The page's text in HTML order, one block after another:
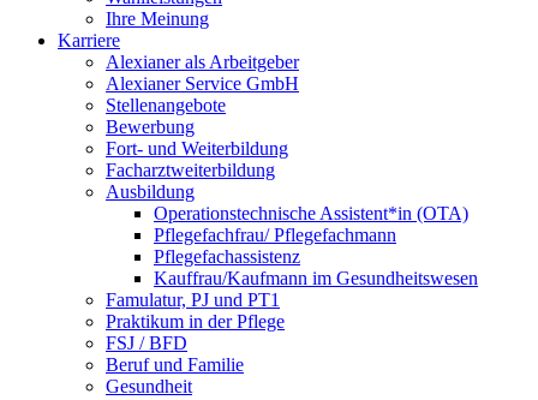
Ihre Meinung
Karriere
Alexianer als Arbeitgeber
Alexianer Service GmbH
Stellenangebote
Bewerbung
Fort- und Weiterbildung
Facharztweiterbildung
Ausbildung
Operationstechnische Assistent*in (OTA)
Pflegefachfrau/ Pflegefachmann
Pflegefachassistenz
Kauffrau/Kaufmann im Gesundheitswesen
Famulatur, PJ und PT1
Praktikum in der Pflege
FSJ / BFD
Beruf und Familie
Gesundheit